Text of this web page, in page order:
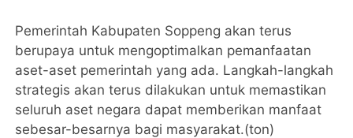
Pemerintah Kabupaten Soppeng akan terus
berupaya untuk mengoptimalkan pemanfaatan
aset-aset pemerintah yang ada. Langkah-langkah
strategis akan terus dilakukan untuk memastikan
seluruh aset negara dapat memberikan manfaat
sebesar-besarnya bagi masyarakat.(ton)